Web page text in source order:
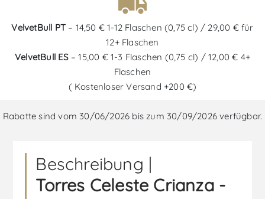
VelvetBull PT – 14,50 € 1-12 Flaschen (0,75 cl) / 29,00 € für
12+ Flaschen
VelvetBull ES– 15,00 € 1-3 Flaschen (0,75 cl) / 12,00 € 4+
Flaschen
( Kostenloser Versand +200 €)
Rabatte sind vom 30/06/2026 bis zum 30/09/2026 verfügbar.
Beschreibung |
Torres Celeste Crianza -